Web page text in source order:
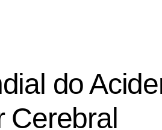
do
Cerebral